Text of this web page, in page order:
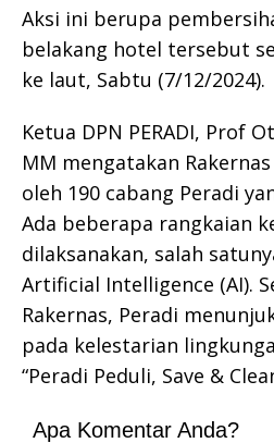
Aksi ini berupa
belakang hotel tersebut
ke laut, Sabtu (7/12/2024).
Ketua DPN PERADI, Prof
MM mengatakan
oleh 190 cabang Peradi
Ada beberapa rangkaian
dilaksanakan, salah
Artificial Intelligence (AI).
Rakernas, Peradi
pada kelestarian
“Peradi Peduli, Save &
Apa Komentar Anda?